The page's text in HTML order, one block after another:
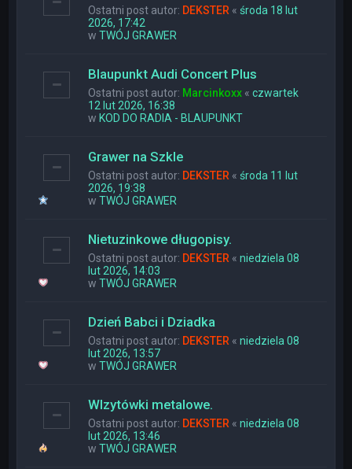
Ostatni post autor: DEKSTER «środa 18 lut
2026, 17:42
wTWÓJ GRAWER
Blaupunkt Audi Concert Plus
Ostatni post autor: Marcinkoxx «czwartek
12 lut 2026, 16:38
w KOD DO RADIA - BLAUPUNKT
Grawer na Szkle
Ostatni post autor: DEKSTER «środa 11 lut
2026, 19:38
wTWÓJ GRAWER
Nietuzinkowe długopisy.
Ostatni post autor: DEKSTER «niedziela 08
lut 2026, 14:03
wTWÓJ GRAWER
Dzień Babci i Dziadka
Ostatni post autor: DEKSTER «niedziela 08
lut 2026, 13:57
wTWÓJ GRAWER
WIzytówki metalowe.
Ostatni post autor: DEKSTER «niedziela 08
lut 2026, 13:46
wTWÓJ GRAWER